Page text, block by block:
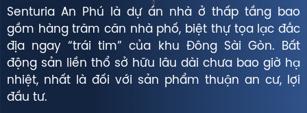
Senturia An Phú là dự án nhà ở thấp tầng bao
gồm hàng trăm căn nhà phố, biệt thự tọa lạc đắc
địa ngay “trái tim” của khu Đông Sài Gòn. Bất
động sản liền thổ sở hữu lâu dài chưa bao giờ hạ
nhiệt, nhất là đối với sản phẩm thuận an cư, lợi
đầu tư.